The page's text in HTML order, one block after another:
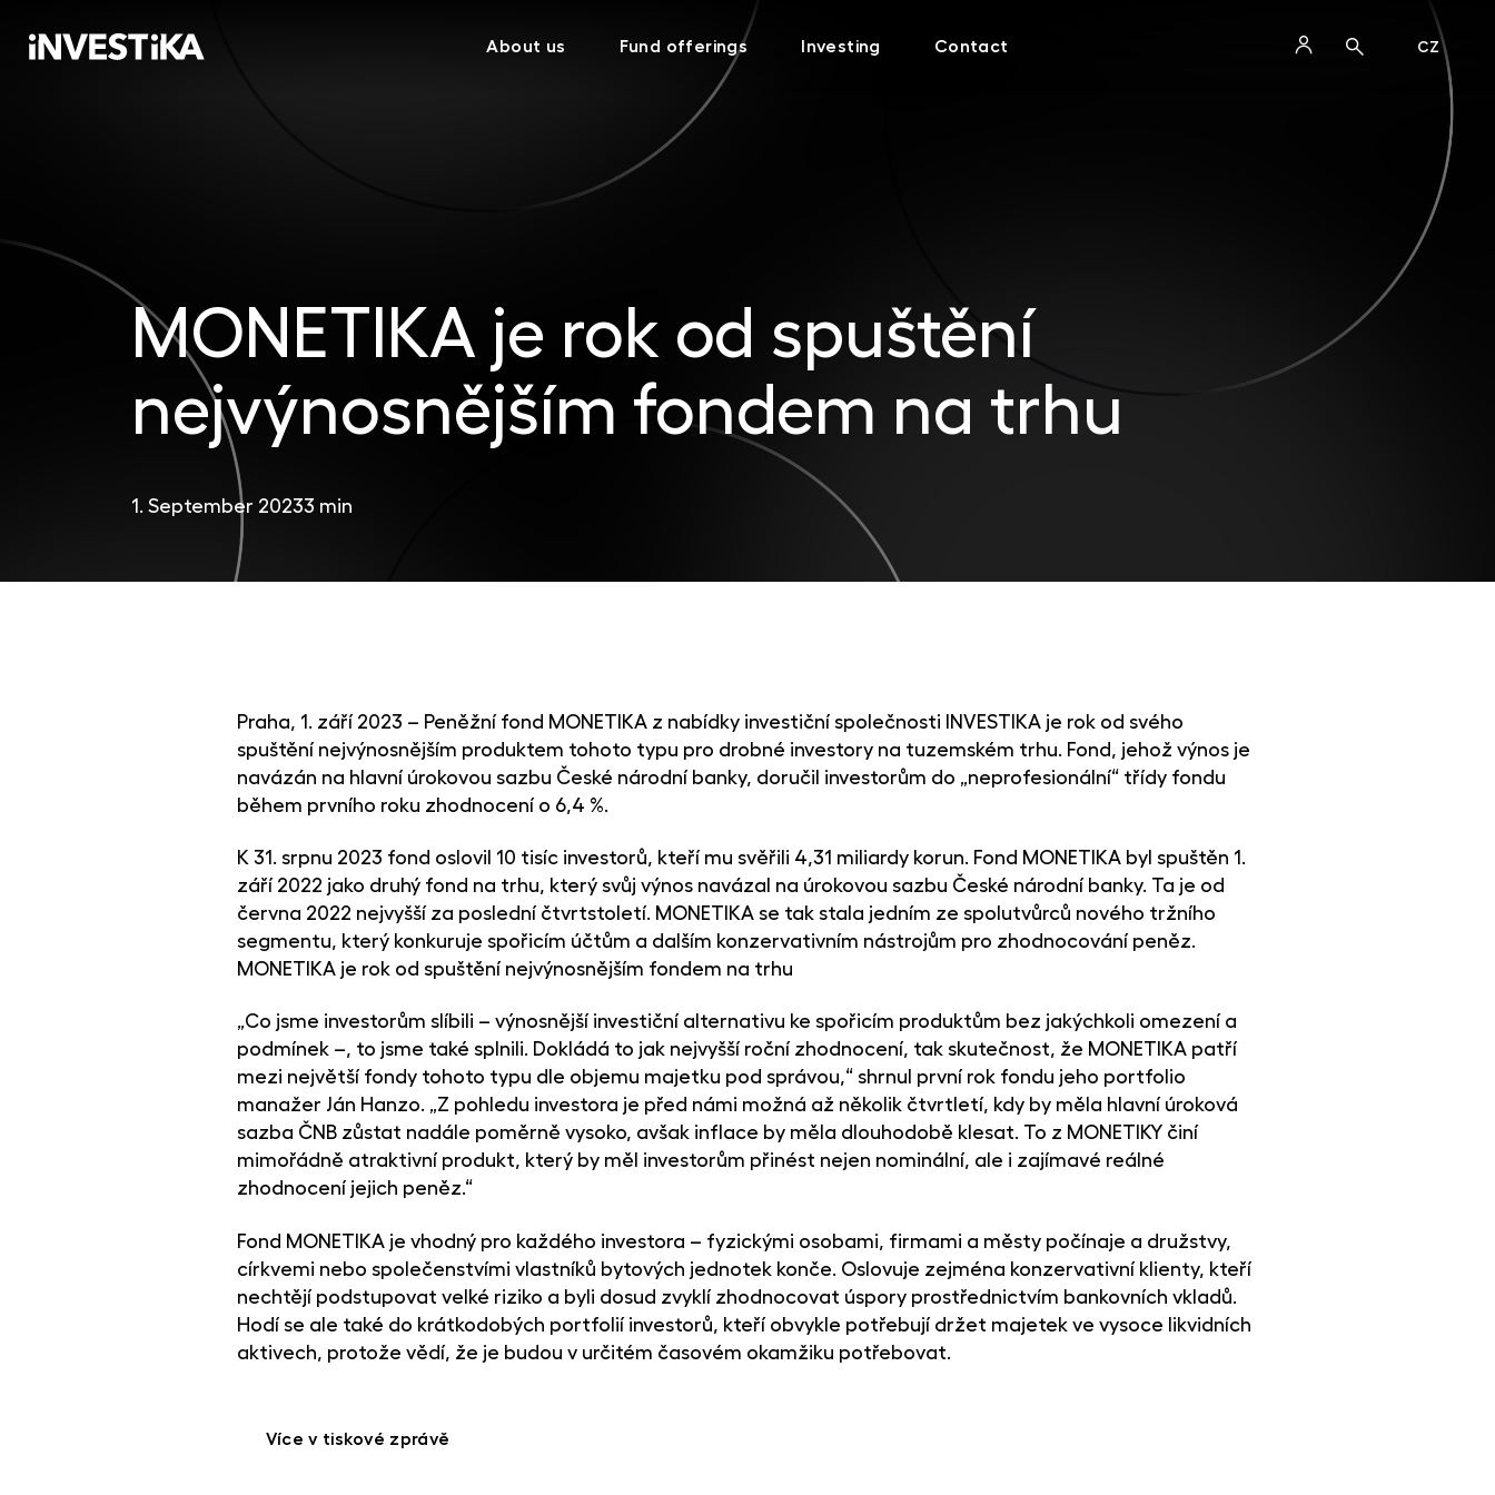
About us Fund offerings Investing Contact CZ
MONETIKA je rok od spuštění
nejvýnosnějším fondem na trhu
1. September 20233 min
Praha, 1. září 2023 – Peněžní fond MONETIKA z nabídky investiční společnosti INVESTIKA je rok od svého
spuštění nejvýnosnějším produktem tohoto typu pro drobné investory na tuzemském trhu. Fond, jehož výnos je
navázán na hlavní úrokovou sazbu České národní banky, doručil investorům do „neprofesionální“ třídy fondu
během prvního roku zhodnocení o 6,4 %.
K 31. srpnu 2023 fond oslovil 10 tisíc investorů, kteří mu svěřili 4,31 miliardy korun. Fond MONETIKA byl spuštěn 1.
září 2022 jako druhý fond na trhu, který svůj výnos navázal na úrokovou sazbu České národní banky. Ta je od
června 2022 nejvyšší za poslední čtvrtstoletí. MONETIKA se tak stala jedním ze spolutvůrců nového tržního
segmentu, který konkuruje spořicím účtům a dalším konzervativním nástrojům pro zhodnocování peněz.
MONETIKA je rok od spuštění nejvýnosnějším fondem na trhu
„Co jsme investorům slíbili – výnosnější investiční alternativu ke spořicím produktům bez jakýchkoli omezení a
podmínek –, to jsme také splnili. Dokládá to jak nejvyšší roční zhodnocení, tak skutečnost, že MONETIKA patří
mezi největší fondy tohoto typu dle objemu majetku pod správou,“ shrnul první rok fondu jeho portfolio
manažer Ján Hanzo. „Z pohledu investora je před námi možná až několik čtvrtletí, kdy by měla hlavní úroková
sazba ČNB zůstat nadále poměrně vysoko, avšak inflace by měla dlouhodobě klesat. To z MONETIKY činí
mimořádně atraktivní produkt, který by měl investorům přinést nejen nominální, ale i zajímavé reálné
zhodnocení jejich peněz.“
Fond MONETIKA je vhodný pro každého investora – fyzickými osobami, firmami a městy počínaje a družstvy,
církvemi nebo společenstvími vlastníků bytových jednotek konče. Oslovuje zejména konzervativní klienty, kteří
nechtějí podstupovat velké riziko a byli dosud zvyklí zhodnocovat úspory prostřednictvím bankovních vkladů.
Hodí se ale také do krátkodobých portfolií investorů, kteří obvykle potřebují držet majetek ve vysoce likvidních
aktivech, protože vědí, že je budou v určitém časovém okamžiku potřebovat.
Více v tiskové zprávě